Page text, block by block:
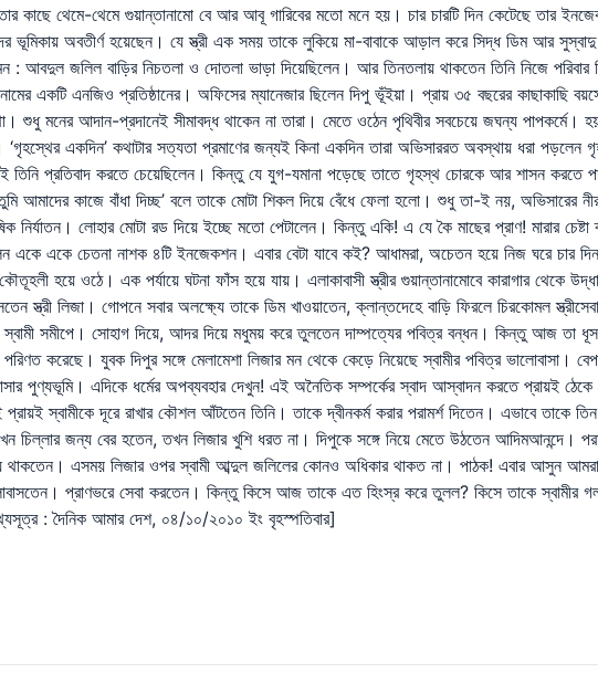
কাছে থেমে-থেমে গুয়ান্তানামো বে আর আবূ গারিবের মতো মনে হয়। চার চারটি দিন কেটেছে তার
ভূমিকায় অবতীর্ণ হয়েছেন। যে স্ত্রী এক সময় তাকে লুকিয়ে মা-বাবাকে আড়াল করে সিদ্ধ ডিম আর
: আবদুল জলিল বাড়ির নিচতলা ও দোতলা ভাড়া দিয়েছিলেন। আর তিনতলায় থাকতেন তিনি নিজে
একটি এনজিও প্রতিষ্ঠানের। অফিসের ম্যানেজার ছিলেন দিপু ভূঁইয়া। প্রায় ৩৫ বছরের কাছাকাছি
মনের আদান-প্রদানেই সীমাবদ্ধ থাকেন না তারা। মেতে ওঠেন পৃথিবীর সবচেয়ে জঘন্য পাপকর্মে।
একদিন’ কথাটার সত্যতা প্রমাণের জন্যই কিনা একদিন তারা অভিসাররত অবস্থায় ধরা পড়লেন
তিনি প্রতিবাদ করতে চেয়েছিলেন। কিন্তু যে যুগ-যমানা পড়েছে তাতে গৃহস্থ চোরকে আর শাসন করতে
কাজে বাঁধা দিচ্ছ’ বলে তাকে মোটা শিকল দিয়ে বেঁধে ফেলা হলো। শুধু তা-ই নয়, অভিসারের
নির্যাতন। লোহার মোটা রড দিয়ে ইচ্ছে মতো পেটালেন। কিন্তু একি! এ যে কৈ মাছের প্রাণ! মারার
একে একে চেতনা নাশক ৪টি ইনজেকশন। এবার বেটা যাবে কই? আধামরা, অচেতন হয়ে নিজ ঘরে চার
হয়ে ওঠে। এক পর্যায়ে ঘটনা ফাঁস হয়ে যায়। এলাকাবাসী স্ত্রীর গুয়ান্তানামোবে কারাগার থেকে
লিজা। গোপনে সবার অলক্ষ্যে তাকে ডিম খাওয়াতেন, ক্লান্তদেহে বাড়ি ফিরলে চিরকোমল
স্বামী সমীপে। সোহাগ দিয়ে, আদর দিয়ে মধুময় করে তুলতেন দাম্পত্যের পবিত্র বন্ধন। কিন্তু আজ তা
করেছে। যুবক দিপুর সঙ্গে মেলামেশা লিজার মন থেকে কেড়ে নিয়েছে স্বামীর পবিত্র ভালোবাসা।
পুণ্যভূমি। এদিকে ধর্মের অপব্যবহার দেখুন! এই অনৈতিক সম্পর্কের স্বাদ আস্বাদন করতে প্রায়ই
স্বামীকে দূরে রাখার কৌশল আঁটতেন তিনি। তাকে দ্বীনকর্ম করার পরামর্শ দিতেন। এভাবে তাকে
চিল্লার জন্য বের হতেন, তখন লিজার খুশি ধরত না। দিপুকে সঙ্গে নিয়ে মেতে উঠতেন আদিমআনন্দে।
থাকতেন। এসময় লিজার ওপর স্বামী আব্দুল জলিলের কোনও অধিকার থাকত না। পাঠক! এবার আসুন আমরা
প্রাণভরে সেবা করতেন। কিন্তু কিসে আজ তাকে এত হিংস্র করে তুলল? কিসে তাকে স্বামীর
: দৈনিক আমার দেশ, ০৪/১০/২০১০ ইং বৃহস্পতিবার]